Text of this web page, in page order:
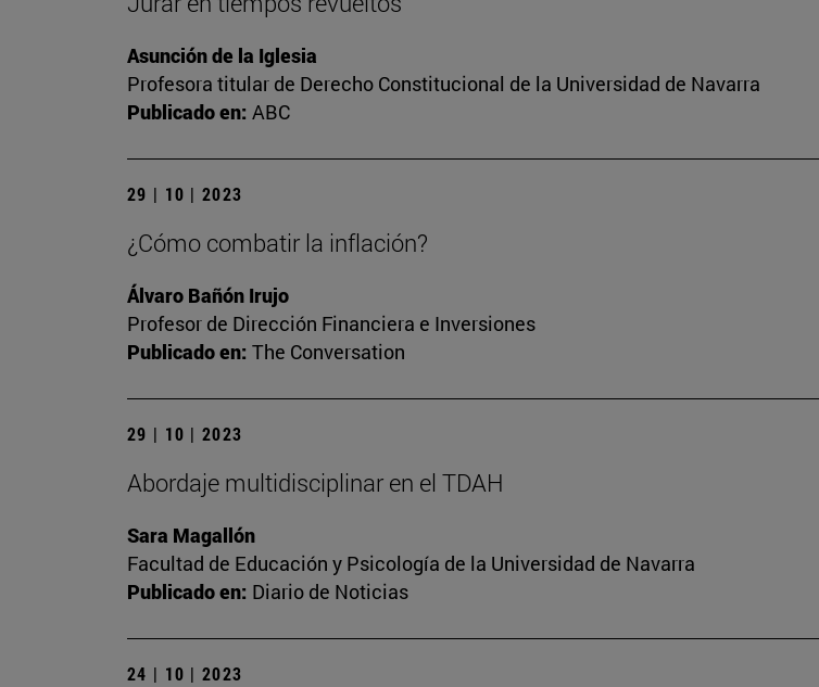
Asunción de la Iglesia
Profesora titular de Derecho Constitucional de la Universidad de Navarra
Publicado en: ABC
29 | 10 | 2023
¿Cómo combatir la inflación?
Álvaro Bañón Irujo
Profesor de Dirección Financiera e Inversiones
Publicado en: The Conversation
29 | 10 | 2023
Abordaje multidisciplinar en el TDAH
Sara Magallón
Facultad de Educación y Psicología de la Universidad de Navarra
Publicado en: Diario de Noticias
24 | 10 | 2023